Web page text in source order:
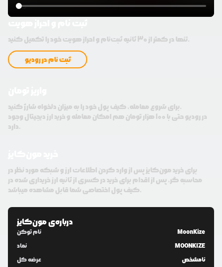
تنها در کمتر از 30 ثانیه ثبت‌نام و احراز هویت خود را تکمیل کنید.
ثبت نام در رودیو
برای شروع معامله، کیف پول خود را به میزان دلخواه شارژ کنید.
در رودیو حتی با 100 هزار تومان هم امکان معامله و خرید ارز دیجیتال وجود
دارد.
برای خرید مون‌کایز پس از وارد کردن اطلاعات ارز و شبکه مورد نظر در
محاسبه گر، پس از اقدام برای خرید در کسری از ثانیه ارز خریداری شده در
کیف پول اختصاصی شما قابل مشاهده میباشد.
درباره‌یمون‌کایز
نام توکن
MoonKize
نماد
MOONKIZE
عرضه کل
نامشخص